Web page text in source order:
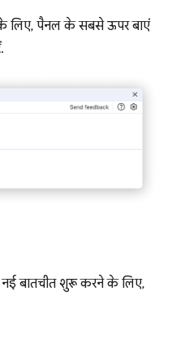
लिए, पैनल के सबसे ऊपर बाएं
बातचीत शुरू करने के लिए,